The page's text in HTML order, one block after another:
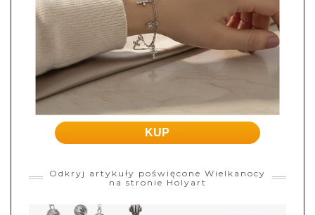
KUP
Odkryj artykuły poświęcone Wielkanocy
na stronie Holyart